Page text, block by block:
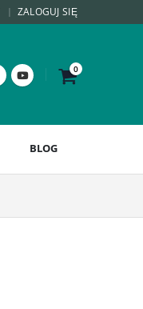
ZALOGUJ SIĘ
0
BLOG